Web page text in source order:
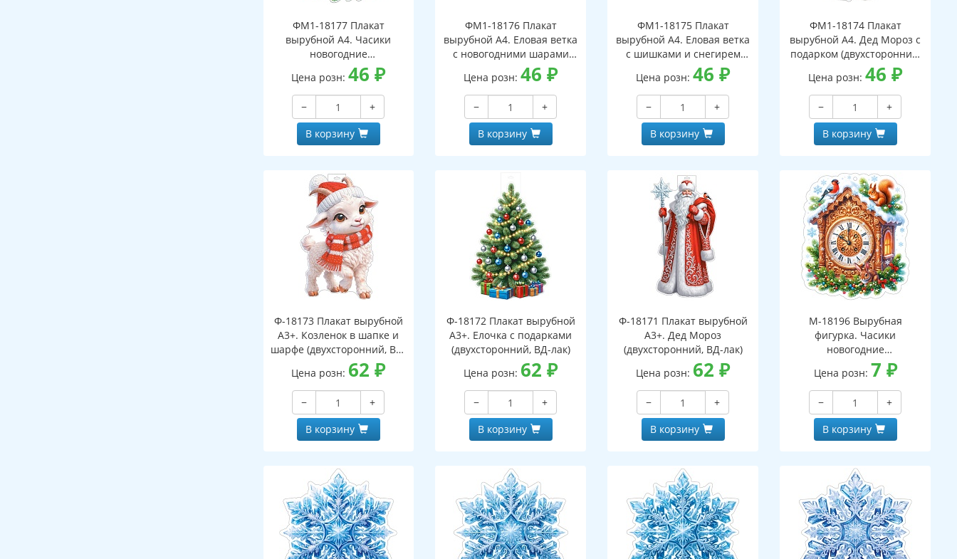
ФМ1-18177 Плакат
вырубной А4. Часики
новогодние
(двухсторонний, ВД-лак)
Цена розн:46₽
−
+
В корзину
ФМ1-18176 Плакат
вырубной А4. Еловая ветка
с новогодними шарами
(двухсторонний, ВД-лак)
Цена розн:46₽
−
+
В корзину
ФМ1-18175 Плакат
вырубной А4. Еловая ветка
с шишками и снегирем
(двухсторонний, ВД-лак)
Цена розн:46₽
−
+
В корзину
ФМ1-18174 Плакат
вырубной А4. Дед Мороз с
подарком (двухсторонний,
ВД-лак)
Цена розн:46₽
−
+
В корзину
Ф-18173 Плакат вырубной
А3+. Козленок в шапке и
шарфе (двухсторонний, ВД-
Цена розн: 62₽
−
+
В корзину
Ф-18172 Плакат вырубной
А3+. Елочка с подарками
(двухсторонний, ВД-лак)
Цена розн: 62₽
−
+
В корзину
Ф-18171 Плакат вырубной
А3+. Дед Мороз
(двухсторонний, ВД-лак)
Цена розн: 62₽
−
+
В корзину
М-18196 Вырубная
фигурка. Часики
новогодние
(двухсторонняя, ВД-лак)
Цена розн: 7 ₽
−
+
В корзину